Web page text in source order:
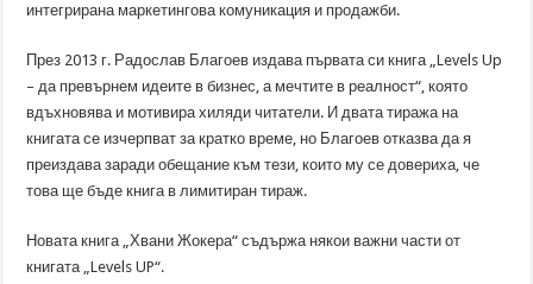
интегрирана маркетингова комуникация и продажби.
През 2013 г. Радослав Благоев издава първата си книга „Levels Up
– да превърнем идеите в бизнес, а мечтите в реалност“, която
вдъхновява и мотивира хиляди читатели. И двата тиража на
книгата се изчерпват за кратко време, но Благоев отказва да я
преиздава заради обещание към тези, които му се довериха, че
това ще бъде книга в лимитиран тираж.
Новата книга „Хвани Жокера“ съдържа някои важни части от
книгата „Levels UP“.